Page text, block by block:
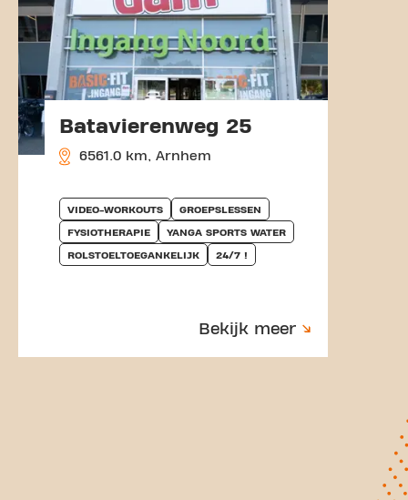
Batavierenweg 25
6561.0 km, Arnhem
VIDEO-WORKOUTS GROEPSLESSEN
FYSIOTHERAPIE YANGA SPORTS WATER
ROLSTOELTOEGANKELIJK 24/7 !
Bekijk meer